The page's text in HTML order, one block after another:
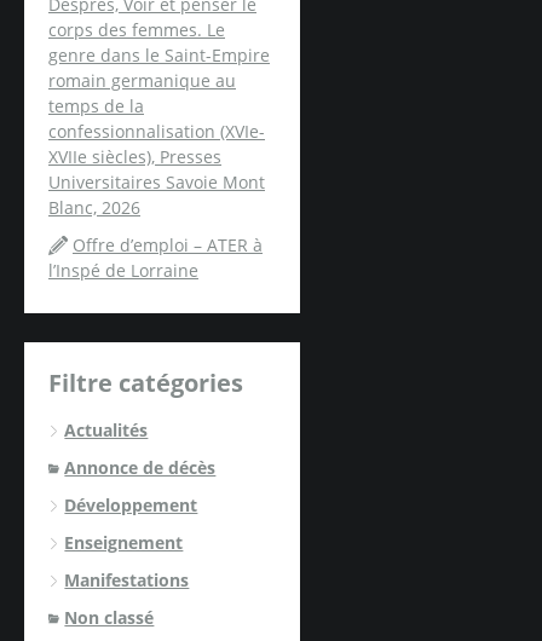
corps des femmes. Le
genre dans le Saint-Empire
romain germanique au
temps de la
confessionnalisation (XVIe-
XVIIe siècles), Presses
Universitaires Savoie Mont
Blanc, 2026
Offre d’emploi – ATER à
l’Inspé de Lorraine
Filtre catégories
Actualités
Annonce de décès
Développement
Enseignement
Manifestations
Non classé